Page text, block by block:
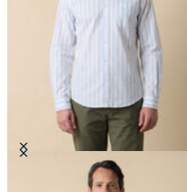
Camicia Friday Regular Fit con